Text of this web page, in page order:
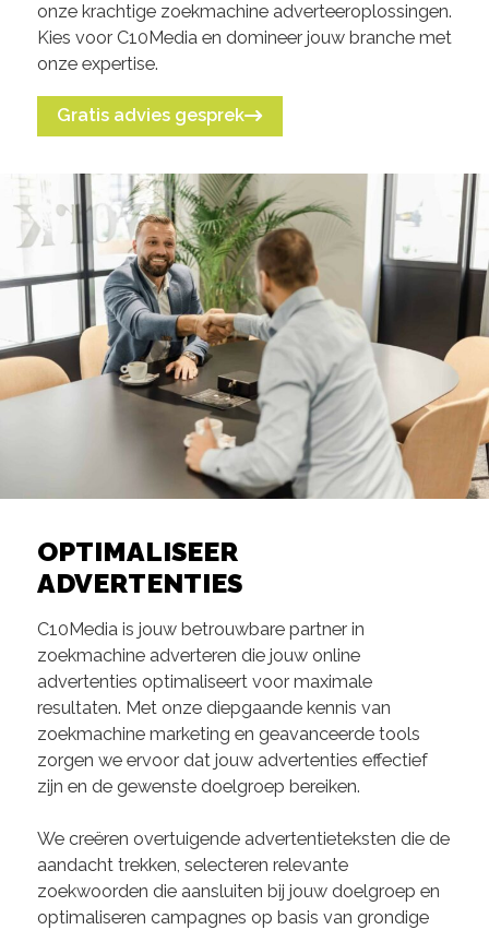
onze krachtige zoekmachine adverteeroplossingen.
Kies voor C10Media en domineer jouw branche met
onze expertise.
Gratis advies gesprek
OPTIMALISEER
ADVERTENTIES
C10Media is jouw betrouwbare partner in
zoekmachine adverteren die jouw online
advertenties optimaliseert voor maximale
resultaten. Met onze diepgaande kennis van
zoekmachine marketing en geavanceerde tools
zorgen we ervoor dat jouw advertenties effectief
zijn en de gewenste doelgroep bereiken.
We creëren overtuigende advertentieteksten die de
aandacht trekken, selecteren relevante
zoekwoorden die aansluiten bij jouw doelgroep en
optimaliseren campagnes op basis van grondige